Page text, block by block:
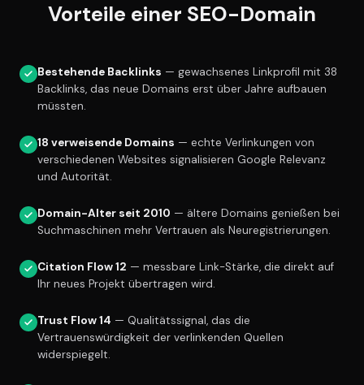
Vorteile einer SEO-Domain
Bestehende Backlinks — gewachsenes Linkprofil mit 38
Backlinks, das neue Domains erst über Jahre aufbauen
müssten.
18 verweisende Domains — echte Verlinkungen von
verschiedenen Websites signalisieren Google Relevanz
und Autorität.
Domain-Alter seit 2010 — ältere Domains genießen bei
Suchmaschinen mehr Vertrauen als Neuregistrierungen.
Citation Flow 12 — messbare Link-Stärke, die direkt auf
Ihr neues Projekt übertragen wird.
Trust Flow 14 — Qualitätssignal, das die
Vertrauenswürdigkeit der verlinkenden Quellen
widerspiegelt.